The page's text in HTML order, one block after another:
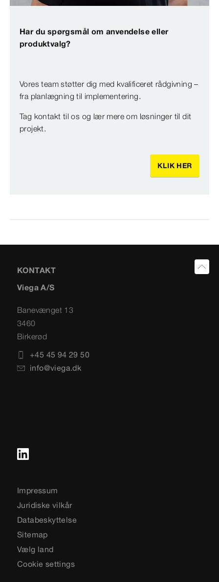
Har du spørgsmål om anvendelse eller
produktvalg?
Vores team støtter dig med kvalificeret rådgivning –
fra planlægning til implementering.
Tag kontakt til os og lær mere om løsninger til dit
projekt.
KLIK HER
KONTAKT
Viega A/S
Banevænget 13
3460
Birkerød
+45 45 94 29 50
info@viega.dk
Impressum
Juridiske vilkår
Databeskyttelse
Sitemap
Vælg land
Cookie settings